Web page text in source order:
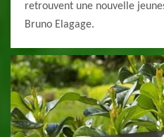
retrouvent une nouvelle
Bruno Elagage.